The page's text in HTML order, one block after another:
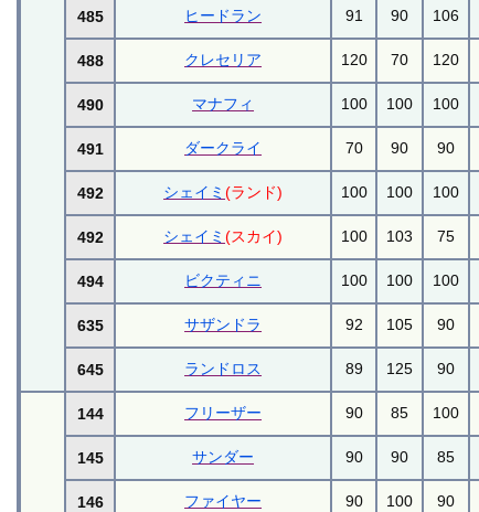
485 ヒードラン 91 90 106
488 クレセリア 120 70 120
490 マナフィ 100 100 100
491 ダークライ 70 90 90
492 シェイミ(ランド) 100 100 100
492 シェイミ(スカイ) 100 103 75
494 ビクティニ 100 100 100
635 サザンドラ 92 105 90
645 ランドロス 89 125 90
144 フリーザー 90 85 100
145 サンダー 90 90 85
146 ファイヤー 90 100 90